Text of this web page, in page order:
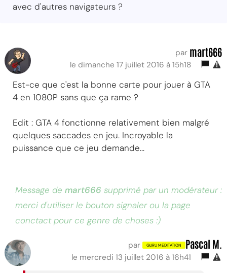
avec d'autres navigateurs ?
par mart666
le dimanche 17 juillet 2016 à 15h18
Est-ce que c'est la bonne carte pour jouer à GTA
4 en 1080P sans que ça rame ?
Edit : GTA 4 fonctionne relativement bien malgré
quelques saccades en jeu. Incroyable la
puissance que ce jeu demande...
Message de mart666 supprimé par un modérateur :
merci d'utiliser le bouton signaler ou la page
conctact pour ce genre de choses :)
par Pascal M.
le mercredi 13 juillet 2016 à 16h41